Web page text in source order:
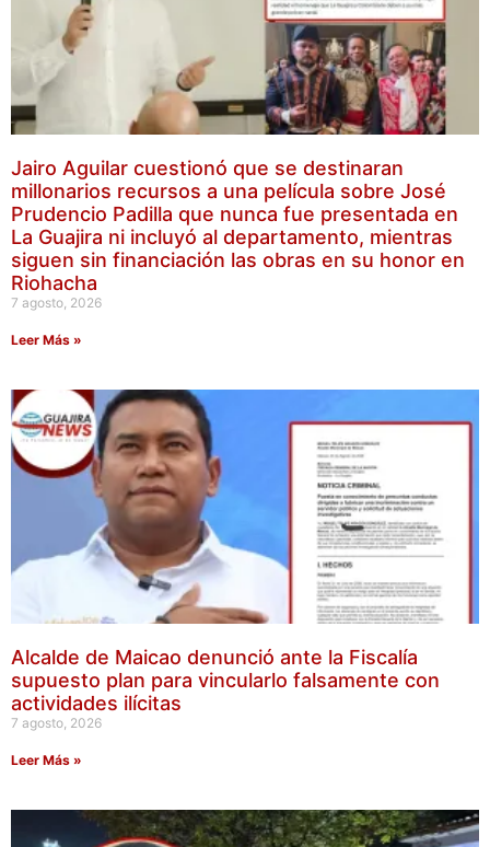
Jairo Aguilar cuestionó que se destinaran
millonarios recursos a una película sobre José
Prudencio Padilla que nunca fue presentada en
La Guajira ni incluyó al departamento, mientras
siguen sin financiación las obras en su honor en
Riohacha
7 agosto, 2026
Leer Más »
Alcalde de Maicao denunció ante la Fiscalía
supuesto plan para vincularlo falsamente con
actividades ilícitas
7 agosto, 2026
Leer Más »